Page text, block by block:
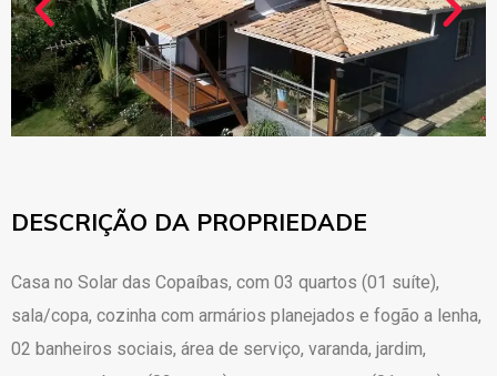
DESCRIÇÃO DA PROPRIEDADE
Casa no Solar das Copaíbas, com 03 quartos (01 suíte),
sala/copa, cozinha com armários planejados e fogão a lenha,
02 banheiros sociais, área de serviço, varanda, jardim,